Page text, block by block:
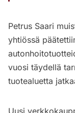
Petrus Saari
yhtiössä
vuosi täydellä
tuotealuetta